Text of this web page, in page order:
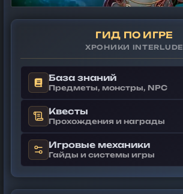
ГИД ПО ИГРЕ
ХРОНИКИ INTERLUDE
База знаний
Предметы, монстры, NPC
Квесты
Прохождения и награды
Игровые механики
Гайды и системы игры